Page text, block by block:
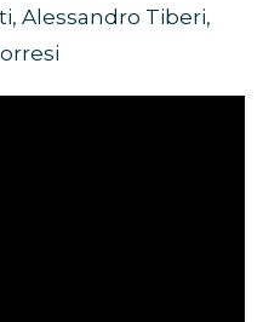
Alessandro Tiberi,